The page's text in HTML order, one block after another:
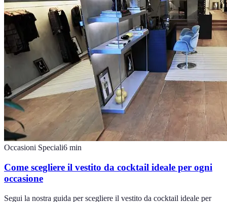
Occasioni Speciali6 min
Come scegliere il vestito da cocktail ideale per ogni
occasione
Segui la nostra guida per scegliere il vestito da cocktail ideale per